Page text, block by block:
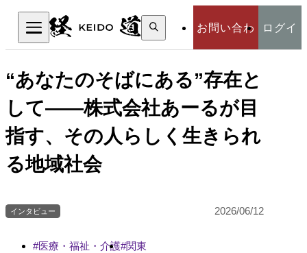
お問い合わ
せ
ログイ
検
索:
検索
“あなたのそばにある”存在と
して――株式会社あーるが目
指す、その人らしく生きられ
る地域社会
インタビュー 2026/06/12
医療・福祉・介護 関東